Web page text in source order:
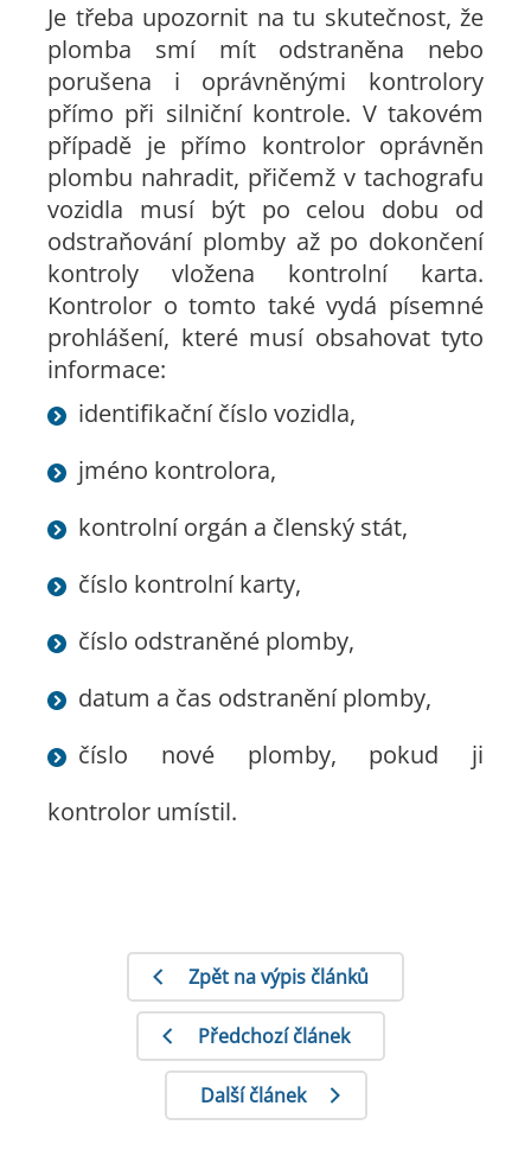
Je třeba upozornit na tu skutečnost, že
plomba smí mít odstraněna nebo
porušena i oprávněnými kontrolory
přímo při silniční kontrole. V takovém
případě je přímo kontrolor oprávněn
plombu nahradit, přičemž v tachografu
vozidla musí být po celou dobu od
odstraňování plomby až po dokončení
kontroly vložena kontrolní karta.
Kontrolor o tomto také vydá písemné
prohlášení, které musí obsahovat tyto
informace:
identifikační číslo vozidla,
jméno kontrolora,
kontrolní orgán a členský stát,
číslo kontrolní karty,
číslo odstraněné plomby,
datum a čas odstranění plomby,
číslo nové plomby, pokud ji
kontrolor umístil.
Zpět na výpis článků
Předchozí článek
Další článek